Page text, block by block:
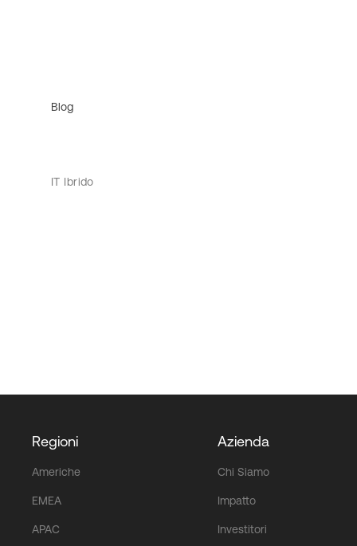
Blog
IT Ibrido
Regioni
Americhe
EMEA
APAC
Azienda
Chi Siamo
Impatto
Investitori